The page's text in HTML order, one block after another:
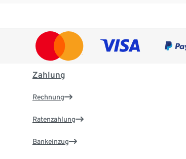
Zahlung
Rechnung
Ratenzahlung
Bankeinzug